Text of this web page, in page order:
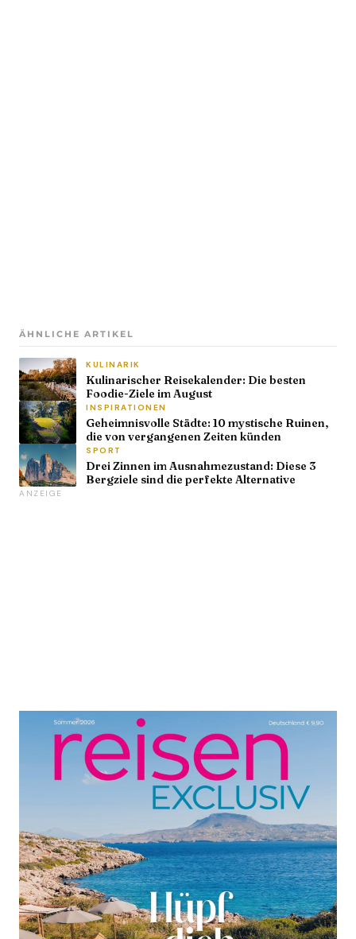
ÄHNLICHE ARTIKEL
KULINARIK
Kulinarischer Reisekalender: Die besten
Foodie-Ziele im August
INSPIRATIONEN
Geheimnisvolle Städte: 10 mystische Ruinen,
die von vergangenen Zeiten künden
SPORT
Drei Zinnen im Ausnahmezustand: Diese 3
Bergziele sind die perfekte Alternative
ANZEIGE